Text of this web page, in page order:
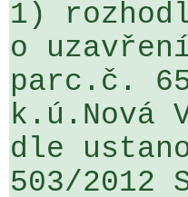
1)
o
parc.č.
k.ú.Nová
dle
503/